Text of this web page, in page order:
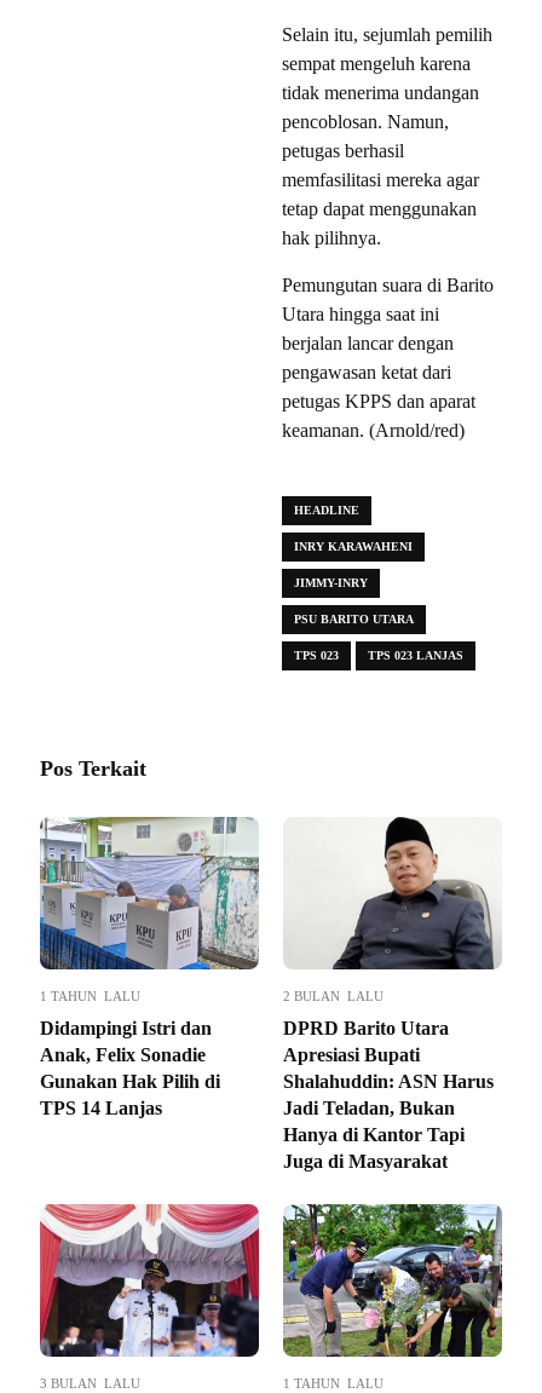
Selain itu, sejumlah pemilih
sempat mengeluh karena
tidak menerima undangan
pencoblosan. Namun,
petugas berhasil
memfasilitasi mereka agar
tetap dapat menggunakan
hak pilihnya.
Pemungutan suara di Barito
Utara hingga saat ini
berjalan lancar dengan
pengawasan ketat dari
petugas KPPS dan aparat
keamanan. (Arnold/red)
HEADLINE
INRY KARAWAHENI
JIMMY-INRY
PSU BARITO UTARA
TPS 023 TPS 023 LANJAS
Pos Terkait
1 TAHUN LALU
Didampingi Istri dan
Anak, Felix Sonadie
Gunakan Hak Pilih di
TPS 14 Lanjas
2 BULAN LALU
DPRD Barito Utara
Apresiasi Bupati
Shalahuddin: ASN Harus
Jadi Teladan, Bukan
Hanya di Kantor Tapi
Juga di Masyarakat
3 BULAN LALU 1 TAHUN LALU